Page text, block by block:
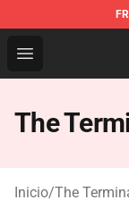
Open menu
The
The
Inicio/The